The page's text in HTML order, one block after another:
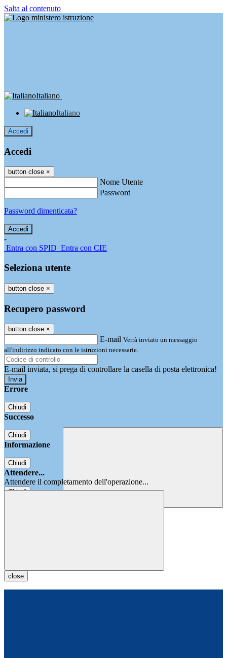
Salta al contenuto
Italiano
Italiano
Accedi
Accedi
button close ×
Nome Utente
Password
Password dimenticata?
-
Entra con SPID Entra con CIE
Seleziona utente
button close ×
Recupero password
button close ×
E-mail Verrà inviato un messaggio
all'indirizzo indicato con le istruzioni necessarie.
E-mail inviata, si prega di controllare la casella di posta elettronica!
Errore
Chiudi
Successo
Chiudi
Informazione
Chiudi
Attendere...
Attendere il completamento dell'operazione...
Chiudi
close